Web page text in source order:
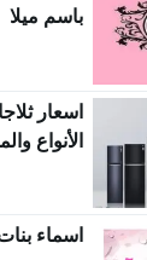
باسم ميلا
الأنواع
اسماء